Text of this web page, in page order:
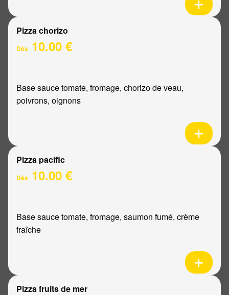
Pizza chorizo
Dès 10.00 €
Base sauce tomate, fromage, chorizo de veau,
poivrons, oignons
Pizza pacific
Dès 10.00 €
Base sauce tomate, fromage, saumon fumé, crème
fraîche
Pizza fruits de mer